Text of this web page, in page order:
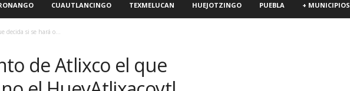
CUAUTLANCINGO TEXMELUCAN HUEJOTZINGO PUEBLA + MUNICIPIOS
decida si se hará o...
de Atlixco el que